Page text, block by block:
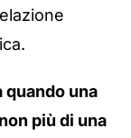
una
più di una